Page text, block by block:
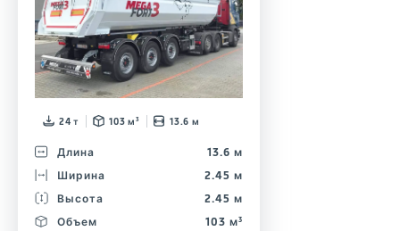
24 т 103 м³ 13.6 м
Длина
13.6 м
Ширина
2.45 м
Высота
2.45 м
Объем
103 м³